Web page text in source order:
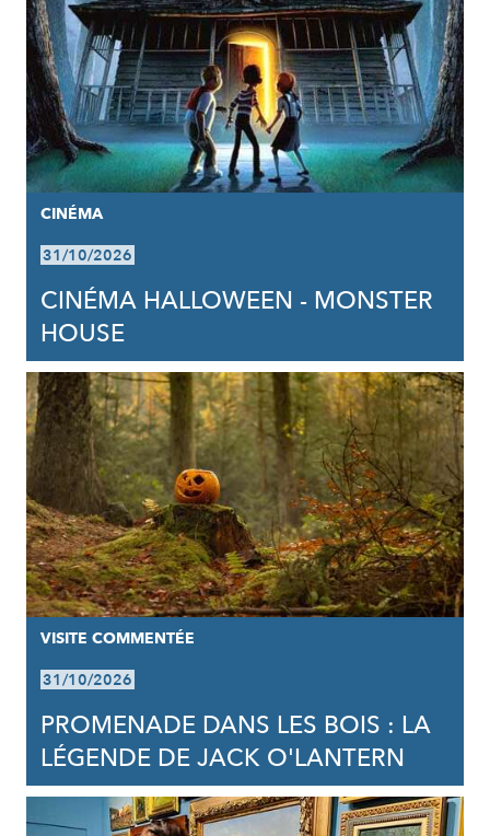
CINÉMA
31/10/2026
CINÉMA HALLOWEEN - MONSTER
HOUSE
VISITE COMMENTÉE
31/10/2026
PROMENADE DANS LES BOIS : LA
LÉGENDE DE JACK O'LANTERN